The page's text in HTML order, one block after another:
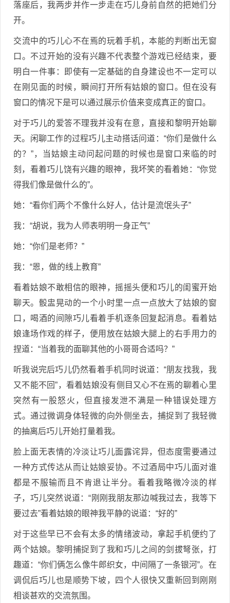
落座后，我两步并作一步走在巧儿身前自然的把她们分
开。
交流中的巧儿心不在焉的玩着手机，本能的判断出无窗
口。不过开始的没有兴趣不代表整个游戏已经结束，要
明白一件事：即使有一定基础的自身建设也不一定可以
在刚见面的时候，瞬间打开所有姑娘的窗口。但在没有
窗口的情况下是可以通过展示价值来变成真正的窗口。
对于巧儿的爱答不理我并没有在意，直接和黎明开始聊
天。闲聊工作的过程巧儿主动搭话问道：“你们是做什么
的？”，当姑娘主动问起问题的时候也是窗口来临的时
刻，看着巧儿饶有兴趣的眼神，我坏笑的看着她：“你觉
得我们像是做什么的”。
她：“看你们两个不像什么好人，估计是流氓头子”
我：“胡说，我为人师表明明一身正气”
她：“你们是老师？”
我：“恩，做的线上教育”
看着姑娘不敢相信的眼神，摇摇头便和巧儿的闺蜜开始
聊天。骰盅晃动的一个小时里一点一点放大了姑娘的窗
口，喝酒的间隙巧儿看着手机逐条回复起消息。看着姑
娘逢场作戏的样子，便用放在姑娘大腿上的右手用力的
捏道：“当着我的面聊其他的小哥哥合适吗？”
听我说完后巧儿仍然看着手机同时说道：“朋友找我，我
又不能不回”，看着姑娘没有侧目又心不在焉的聊着心里
突然有一股怒火，但直接发泄不满是一种错误处理方
式。通过微调身体轻微的向外侧坐去，捕捉到了我轻微
的抽离后巧儿开始打量着我。
脸上面无表情的冷淡让巧儿面露诧异，但态度需要通过
一种方式传达从而让姑娘妥协。不过酒局中巧儿面对谁
都是不服输而且不肯退让半分。看着我略微冷淡的样
子，巧儿突然说道：“刚刚我朋友那边喊我过去，我等下
要过去”看着姑娘的眼神我平静的说道：“好的”
对于这些早已不会有太多的情绪波动，拿起手机便约了
两个姑娘。黎明捕捉到了我和巧儿之间的剑拔弩张，打
趣道：“你们俩怎么像牛郎织女，中间隔了一条银河”。在
调侃后巧儿也是顺势下坡，四个人很快又重新回到刚刚
相谈甚欢的交流氛围。